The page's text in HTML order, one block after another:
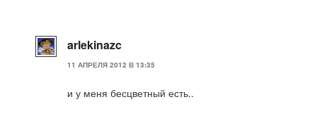
arlekinazc
11 АПРЕЛЯ 2012 В 13:35
и у меня бесцветный есть..